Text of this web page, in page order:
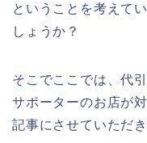
ということを考えて
しょうか？
そこでここでは、代
サポーターのお店が
記事にさせていただき